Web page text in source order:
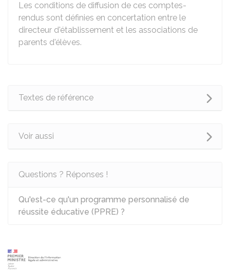
Les conditions de diffusion de ces comptes-
rendus sont définies en concertation entre le
directeur d'établissement et les associations de
parents d'élèves.
Textes de référence
Voir aussi
Questions ? Réponses !
Qu'est-ce qu'un programme personnalisé de
réussite éducative (PPRE) ?